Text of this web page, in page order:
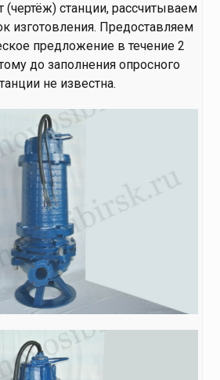
станции, рассчитываем
изготовления. Предоставляем
предложение в течение 2
до заполнения опросного
не известна.